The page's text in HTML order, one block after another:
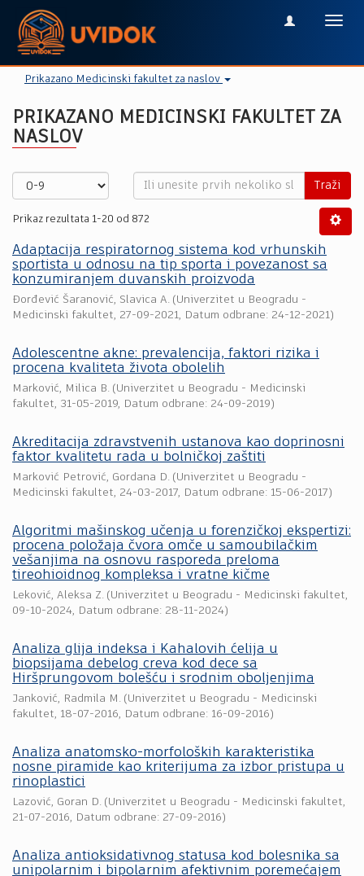
Prikazano Medicinski fakultet za naslov
PRIKAZANO MEDICINSKI FAKULTET ZA
NASLOV
Traži
Prikaz rezultata 1-20 od 872
Adaptacija respiratornog sistema kod vrhunskih
sportista u odnosu na tip sporta i povezanost sa
konzumiranjem duvanskih proizvoda
Đorđević Šaranović, Slavica A. (Univerzitet u Beogradu -
Medicinski fakultet, 27-09-2021, Datum odbrane: 24-12-2021)
Adolescentne akne: prevalencija, faktori rizika i
procena kvaliteta života obolelih
Marković, Milica B. (Univerzitet u Beogradu - Medicinski
fakultet, 31-05-2019, Datum odbrane: 24-09-2019)
Akreditacija zdravstvenih ustanova kao doprinosni
faktor kvalitetu rada u bolničkoj zaštiti
Marković Petrović, Gordana D. (Univerzitet u Beogradu -
Medicinski fakultet, 24-03-2017, Datum odbrane: 15-06-2017)
Algoritmi mašinskog učenja u forenzičkoj ekspertizi:
procena položaja čvora omče u samoubilačkim
vešanjima na osnovu rasporeda preloma
tireohioidnog kompleksa i vratne kičme
Leković, Aleksa Z. (Univerzitet u Beogradu - Medicinski fakultet,
09-10-2024, Datum odbrane: 28-11-2024)
Analiza glija indeksa i Kahalovih ćelija u
biopsijama debelog creva kod dece sa
Hiršprungovom bolešću i srodnim oboljenjima
Janković, Radmila M. (Univerzitet u Beogradu - Medicinski
fakultet, 18-07-2016, Datum odbrane: 16-09-2016)
Analiza anatomsko-morfoloških karakteristika
nosne piramide kao kriterijuma za izbor pristupa u
rinoplastici
Lazović, Goran D. (Univerzitet u Beogradu - Medicinski fakultet,
21-07-2016, Datum odbrane: 27-09-2016)
Analiza antioksidativnog statusa kod bolesnika sa
unipolarnim i bipolarnim afektivnim poremećajem